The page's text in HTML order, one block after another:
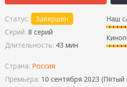
Наш
Статус:
Завершен
Серий: 8 серий
Длительность: 43 мин
Страна: Россия
Премьера: 10 сентября 2023 (Пятый